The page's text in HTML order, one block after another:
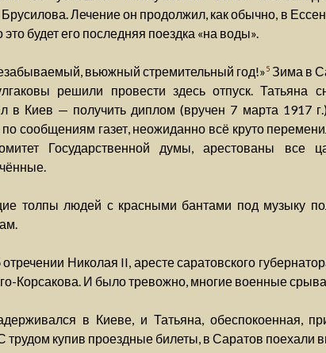
Лечение он продолжил, как обычно, в
будет его последняя поездка «на воды».
вьюжный стремительный год!»5Зима в
решили провести здесь отпуск. Татьяна
в Киев — получить диплом (вручен 7 марта 1917
сообщениям газет, неожиданно всё круто
Государственной думы, арестованы все
толпы людей с красными бантами под музыку
Николая II, аресте саратовского
Корсакова. И было тревожно, многие военные
в Киеве, и Татьяна, обеспокоенная,
трудом купив проездные билеты, в Саратов поехали